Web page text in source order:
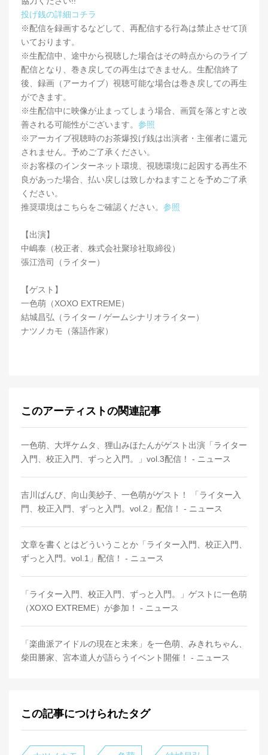
投げ銭の詳細コチラ
※配信を録画するなどして、再配信する行為は禁止させて頂
いております。
※生配信中、途中から視聴した場合はその時点からのライブ
配信となり、巻き戻しての再生はできません。生配信終了
後、録画（アーカイブ）視聴可能な場合は巻き戻しての再生
ができます。
※生配信中に映像が止まってしまう場合、画質を落とすと改
善される可能性がございます。 参照
※アーカイブ視聴時のお茶爆投げ銭は出演者・主催者に還元
されません。予めご了承ください。
※お客様のインターネット環境、視聴環境に起因する再生不
良があった場合、払い戻しは致しかねますことを予めご了承
ください。
推奨環境はこちらをご確認ください。 参照
【出演】
中嶋泰（校正者、株式会社聚珍社取締役）
張江浩司（ライター）
【ゲスト】
一色萌（XOXO EXTREME）
結城昌弘（ライター / ゲームシナリオライター）
ナツノカモ（落語作家）
このアーティストの関連記事
一色萌、大坪ケムタ、狸山みほたんがゲスト出演「ライター
入門、校正入門、ずっと入門。」vol.3配信！ - ニュース
吉川ばんび、向山美紗子、一色萌がゲスト！ 「ライター入
門、校正入門、ずっと入門。vol.2」配信！ - ニュース
文章を書くとはどういうことか「ライター入門、校正入門、
ずっと入門。vol.1」配信！ - ニュース
「ライター入門、校正入門、ずっと入門。」ゲストに一色萌
（XOXO EXTREME）が参加！ - ニュース
「楽曲派アイドルの現在と未来」を一色萌、みきれちゃん、
柴田勝家、宮本道人が語らうイベント開催！ - ニュース
この記事につけられたタグ